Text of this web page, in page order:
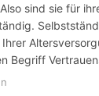
sind sie für
Begriff